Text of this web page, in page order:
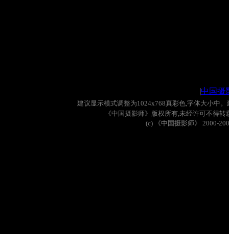
|中国摄
建议显示模式调整为1024x768真彩色,字体大小中。
《中国摄影师》版权所有,未经许可不得转
(c)
《中国摄影师》 2000-200